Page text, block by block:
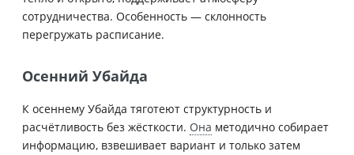
сотрудничества. Особенность — склонность
перегружать расписание.
Осенний Убайда
К осеннему Убайда тяготеют структурность и
расчётливость без жёсткости. Она методично собирает
информацию, взвешивает вариант и только затем